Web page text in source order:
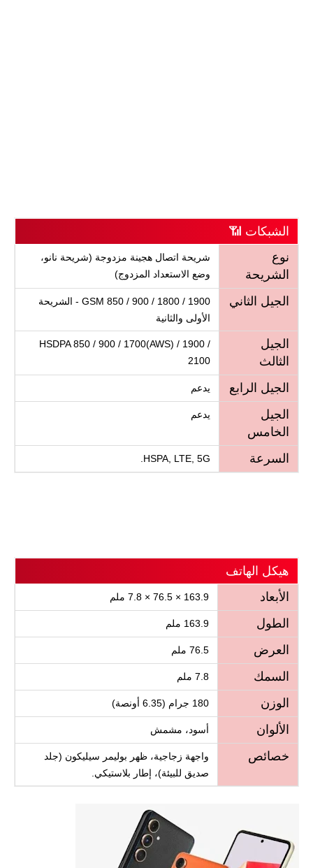
الشبكات 📶
نوع
الشريحة
شريحة اتصال هجينة مزدوجة (شريحة نانو،
وضع الاستعداد المزدوج)
الجيل الثاني
GSM 850 / 900 / 1800 / 1900 - الشريحة
الأولى والثانية
الجيل
الثالث
HSDPA 850 / 900 / 1700(AWS) / 1900 /
2100
الجيل الرابع يدعم
الجيل
الخامس
يدعم
السرعة HSPA, LTE, 5G.
هيكل الهاتف
الأبعاد
163.9 × 76.5 × 7.8 ملم
الطول 163.9 ملم
العرض 76.5 ملم
السمك 7.8 ملم
الوزن 180 جرام (6.35 أونصة)
الألوان أسود، مشمش
خصائص
واجهة زجاجية، ظهر بوليمر سيليكون (جلد
صديق للبيئة)، إطار بلاستيكي.